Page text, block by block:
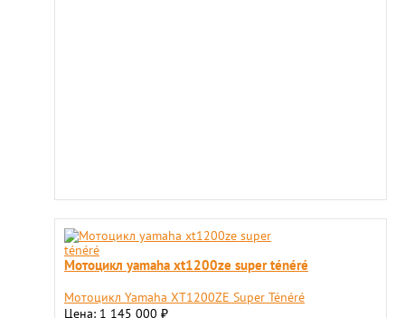
Мотоцикл yamaha xt1200ze super ténéré
Мотоцикл Yamaha XT1200ZE Super Ténéré
Цена: 1 145 000 ₽